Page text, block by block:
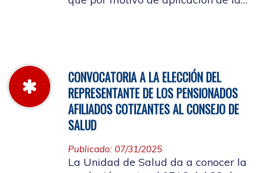
CONVOCATORIA A LA ELECCIÓN DEL
REPRESENTANTE DE LOS PENSIONADOS
AFILIADOS COTIZANTES AL CONSEJO DE
SALUD
Publicado: 07/31/2025
La Unidad de Salud da a conocer la